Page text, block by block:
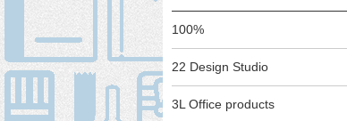
100%
22 Design Studio
3L Office products